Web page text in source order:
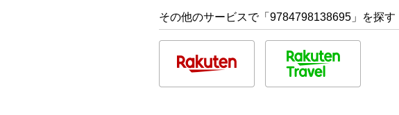
その他のサービスで「9784798138695」を探す